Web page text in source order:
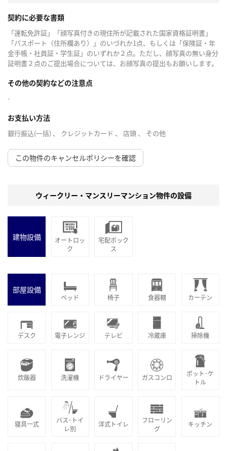
契約に必要な書類
「運転免許証」「顔写真付きの現住所が記載された国家資格証明書」
「パスポート（住所欄あり）」のいづれか1点、もしくは「保険証・年
金手帳・社員証・学生証」のいずれか２点。ただし、顔写真の無い身分
証明書２点のご提出場合については、お顔写真の提出もお願いします。
その他の契約などの注意点
-
お支払い方法
銀行振込(一括) 、 クレジットカード 、 店頭 、 その他
この物件のキャンセルポリシーを確認
ウィークリー・マンスリーマンション物件の設備
建物設備
オートロッ
ク
宅配ボック
ス
部屋設備
ベッド 椅子 食器棚 カーテン
デスク 電子レンジ テレビ 冷蔵庫 掃除機
炊飯器 洗濯機 ドライヤー ガスコンロ
ポット･ケ
トル
寝具一式
バス･トイ
レ別
洋式トイレ
フローリン
グ
キッチン